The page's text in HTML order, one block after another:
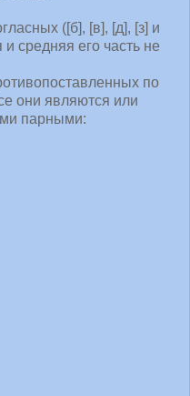
([б], [в], [д], [з] и
средняя его часть не
по
они являются или
парными: